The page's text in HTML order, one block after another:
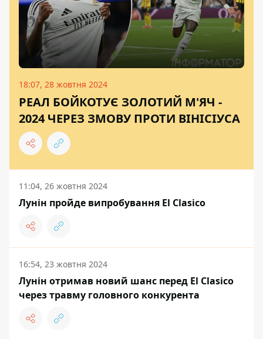
18:07, 28 жовтня 2024
РЕАЛ БОЙКОТУЄ ЗОЛОТИЙ М'ЯЧ -
2024 ЧЕРЕЗ ЗМОВУ ПРОТИ ВІНІСІУСА
11:04, 26 жовтня 2024
Лунін пройде випробування El Clasico
16:54, 23 жовтня 2024
Лунін отримав новий шанс перед El Clasico
через травму головного конкурента